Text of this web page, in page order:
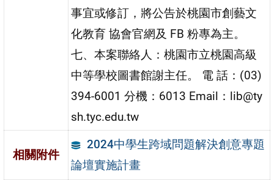
事宜或修訂，將公告於桃園市創藝文
化教育 協會官網及 FB 粉專為主。
七、本案聯絡人：桃園市立桃園高級
中等學校圖書館謝主任。 電 話：(03)
394-6001 分機：6013 Email：lib@ty
sh.tyc.edu.tw
相關附件
2024中學生跨域問題解決創意專題
論壇實施計畫